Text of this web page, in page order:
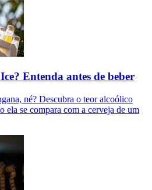
Entenda antes de beber
né? Descubra o teor alcoólico
ela se compara com a cerveja de um